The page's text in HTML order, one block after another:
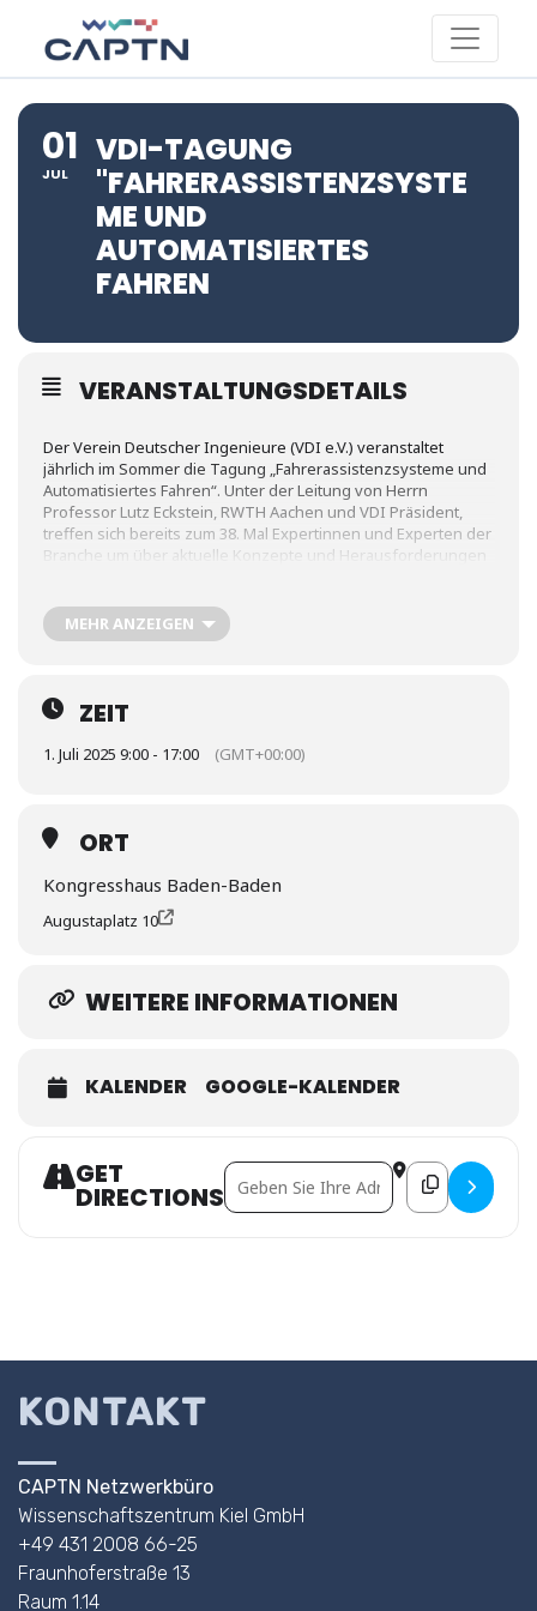
01
JUL
VDI-TAGUNG
"FAHRERASSISTENZSYSTE
ME UND
AUTOMATISIERTES
FAHREN
VERANSTALTUNGSDETAILS
Der Verein Deutscher Ingenieure (VDI e.V.) veranstaltet
jährlich im Sommer die Tagung „Fahrerassistenzsysteme und
Automatisiertes Fahren“. Unter der Leitung von Herrn
Professor Lutz Eckstein, RWTH Aachen und VDI Präsident,
treffen sich bereits zum 38. Mal Expertinnen und Experten der
Branche um über aktuelle Konzepte und Herausforderungen
Forschungsprojekte den über 80 anwesenden
Teilnehmenden aus Industrie und Wissenschaft vorgestellt.
MEHR ANZEIGEN
ZEIT
1. Juli 2025 9:00 - 17:00 (GMT+00:00)
ORT
Kongresshaus Baden-Baden
Augustaplatz 10
WEITERE INFORMATIONEN
KALENDER GOOGLE-KALENDER
GET
DIRECTIONS
Address - VDI-Tagung Destination
KONTAKT
CAPTN Netzwerkbüro
Wissenschaftszentrum Kiel GmbH
+49 431 2008 66-25
Fraunhoferstraße 13
Raum 1.14